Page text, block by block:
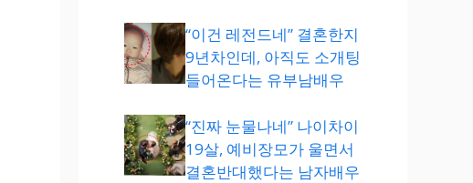
“이건 레전드네” 결혼한지
9년차인데, 아직도 소개팅
들어온다는 유부남배우
“진짜 눈물나네” 나이차이
19살, 예비장모가 울면서
결혼반대했다는 남자배우